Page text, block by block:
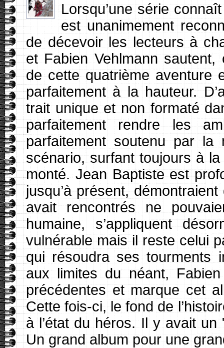
Lorsqu’une série
est unanimement
de décevoir les lecteurs à
et Fabien Vehlmann sautent,
de cette quatrième aventure
parfaitement à la hauteur.
trait unique et non formaté
parfaitement rendre les
parfaitement soutenu par
scénario, surfant toujours à
monté. Jean Baptiste est
jusqu’à présent,
avait rencontrés ne
humaine, s’appliquent
vulnérable mais il reste celui
qui résoudra ses tourments
aux limites du néant,
précédentes et marque cet
Cette fois-ci, le fond de
à l’état du héros. Il y avait
Un grand album pour une